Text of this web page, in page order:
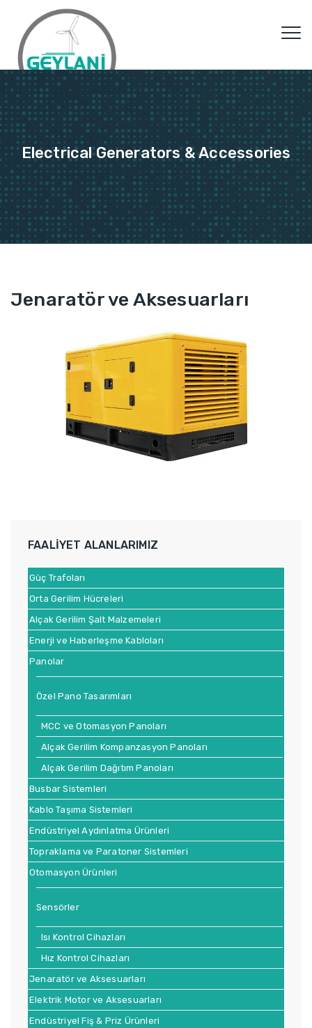
Electrical Generators & Accessories
Jenaratör ve Aksesuarları
FAALİYET ALANLARIMIZ
Güç Trafoları
Orta Gerilim Hücreleri
Alçak Gerilim Şalt Malzemeleri
Enerji ve Haberleşme Kabloları
Panolar
Özel Pano Tasarımları
MCC ve Otomasyon Panoları
Alçak Gerilim Kompanzasyon Panoları
Alçak Gerilim Dağıtım Panoları
Busbar Sistemleri
Kablo Taşıma Sistemleri
Endüstriyel Aydınlatma Ürünleri
Topraklama ve Paratoner Sistemleri
Otomasyon Ürünleri
Sensörler
Isı Kontrol Cihazları
Hız Kontrol Cihazları
Jenaratör ve Aksesuarları
Elektrik Motor ve Aksesuarları
Endüstriyel Fiş & Priz Ürünleri